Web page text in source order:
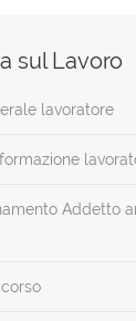
sul Lavoro
lavoratore
Addetto